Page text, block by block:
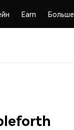
Earn Больше